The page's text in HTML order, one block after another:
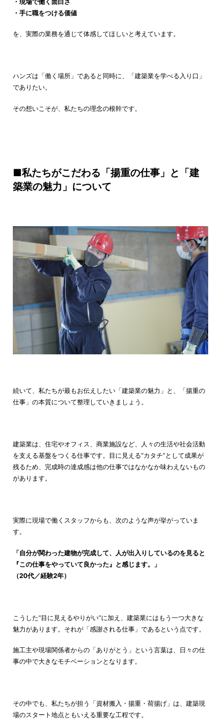
・手に職をつける価値
を、実際の業務を通じて体感してほしいと考えています。
ハンズは「働く場所」であると同時に、「建築業を学べる入り口」
でありたい。
その想いこそが、私たちの理念の根幹です。
■私たちがこだわる「揚重の仕事」と「建
築業の魅力」について
続いて、私たちが最もお伝えしたい「建築業の魅力」と、「揚重の
仕事」の本質について整理していきましょう。
建築業は、住宅やオフィス、商業施設など、人々の生活や社会活動
を支える基盤をつくる仕事です。目に見える“カタチ”として成果が
残るため、完成時の達成感は他の仕事ではなかなか味わえないもの
があります。
実際に現場で働くスタッフからも、次のような声が挙がっていま
す。
「自分が関わった建物が完成して、人が出入りしているのを見ると
『この仕事をやっていて良かった』と感じます。」
（20代／経験2年）
こうした“目に見えるやりがい”に加え、建築業にはもう一つ大きな
魅力があります。それが「感謝される仕事」であるという点です。
施工主や現場関係者からの「ありがとう」という言葉は、日々の仕
事の中で大きなモチベーションとなります。
その中でも、私たちが担う「資材搬入・揚重・荷揚げ」は、建築現
場のスタート地点ともいえる重要な工程です。